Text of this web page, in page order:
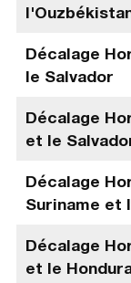
Décalage
le Salvador
Décalage
et le
Décalage
Suriname et
Décalage
et le